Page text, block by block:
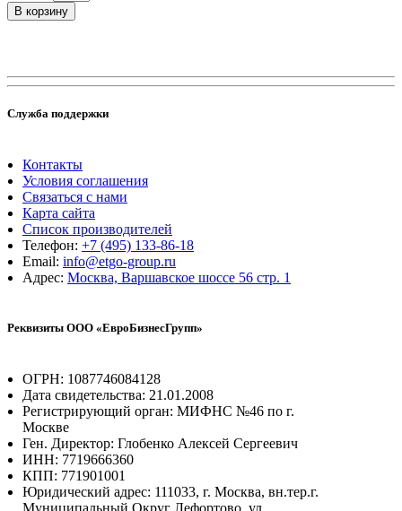
В корзину
Служба поддержки
Контакты
Условия соглашения
Связаться с нами
Карта сайта
Список производителей
Телефон: +7 (495) 133-86-18
Email: info@etgo-group.ru
Адрес: Москва, Варшавское шоссе 56 стр. 1
Реквизиты ООО «ЕвроБизнесГрупп»
ОГРН: 1087746084128
Дата свидетельства: 21.01.2008
Регистрирующий орган: МИФНС №46 по г.
Москве
Ген. Директор: Глобенко Алексей Сергеевич
ИНН: 7719666360
КПП: 771901001
Юридический адрес: 111033, г. Москва, вн.тер.г.